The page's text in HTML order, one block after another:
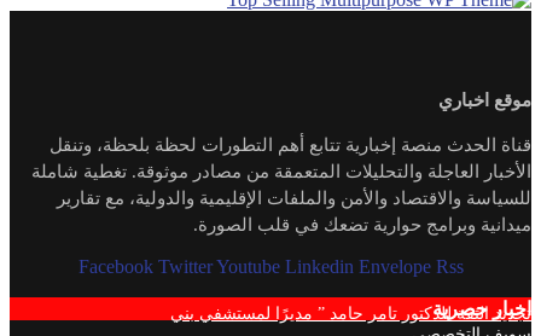
موقع اخباري
قناة الحدث منصة إخبارية تتابع أهم التطورات لحظة بلحظة، وتنقل
الأخبار العاجلة والتحليلات المتعمقة من مصادر موثوقة. تغطية شاملة
للسياسة والاقتصاد والأمن والملفات الإقليمية والدولية، مع تقارير
ميدانية وبرامج حوارية تضعك في قلب الصورة.
Facebook Twitter Youtube Linkedin Envelope Rss
اخبار حصرية
تجديد الثقة للدكتور تامر حامد ” مديرًا لمستشفي بني